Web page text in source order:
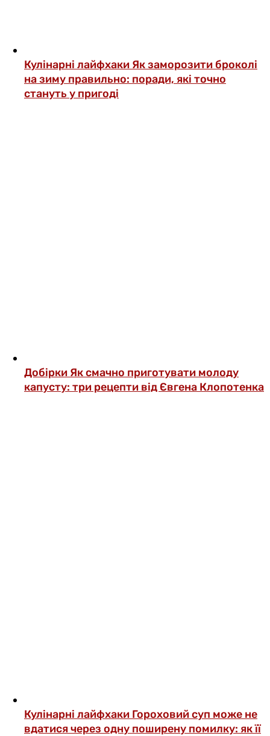
Кулінарні лайфхаки Як заморозити броколі
на зиму правильно: поради, які точно
стануть у пригоді
Добірки Як смачно приготувати молоду
капусту: три рецепти від Євгена Клопотенка
Кулінарні лайфхаки Гороховий суп може не
вдатися через одну поширену помилку: як її